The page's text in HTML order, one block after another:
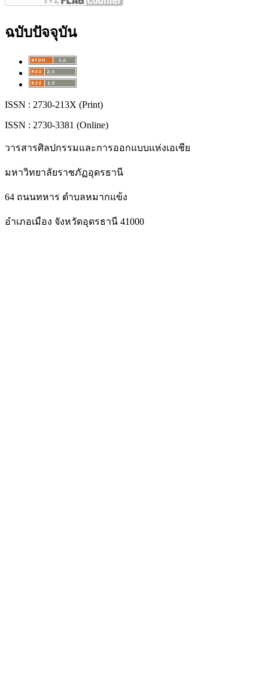
ฉบับปัจจุบัน
ISSN : 2730-213X (Print)
ISSN : 2730-3381 (Online)
วารสารศิลปกรรมและการออกแบบแห่งเอเชีย
มหาวิทยาลัยราชภัฏอุดรธานี
64 ถนนทหาร ตำบลหมากแข้ง
อำเภอเมือง จังหวัดอุดรธานี 41000